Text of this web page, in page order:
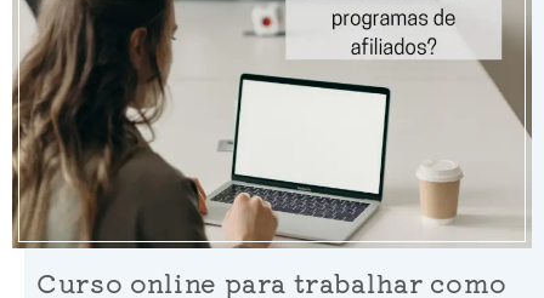
Curso online para trabalhar como